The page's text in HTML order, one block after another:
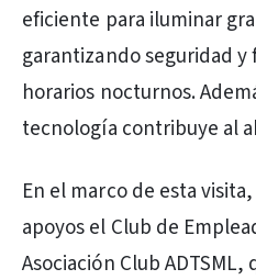
eficiente para iluminar
garantizando seguridad
horarios nocturnos.
tecnología contribuye al
En el marco de esta
apoyos el Club de
Asociación Club